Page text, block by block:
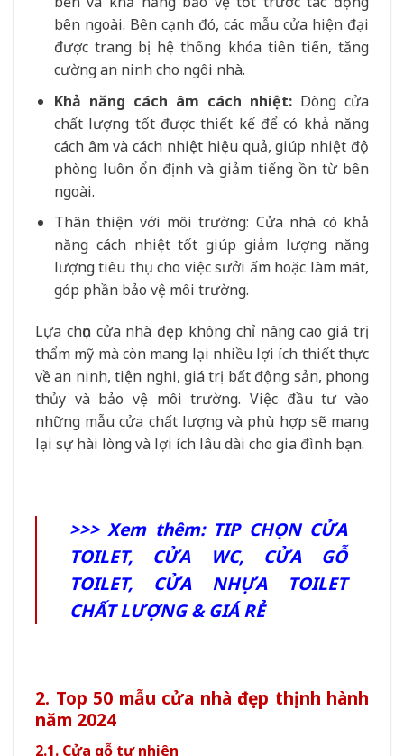
bên ngoài. Bên cạnh đó, các mẫu cửa hiện đại
được trang bị hệ thống khóa tiên tiến, tăng
cường an ninh cho ngôi nhà.
Khả năng cách âm cách nhiệt:Dòng cửa
chất lượng tốt được thiết kế để có khả năng
cách âm và cách nhiệt hiệu quả, giúp nhiệt độ
phòng luôn ổn định và giảm tiếng ồn từ bên
ngoài.
Thân thiện với môi trường: Cửa nhà có khả
năng cách nhiệt tốt giúp giảm lượng năng
lượng tiêu thụ cho việc sưởi ấm hoặc làm mát,
góp phần bảo vệ môi trường.
Lựa chọn cửa nhà đẹp không chỉ nâng cao giá trị
thẩm mỹ mà còn mang lại nhiều lợi ích thiết thực
về an ninh, tiện nghi, giá trị bất động sản, phong
thủy và bảo vệ môi trường. Việc đầu tư vào
những mẫu cửa chất lượng và phù hợp sẽ mang
lại sự hài lòng và lợi ích lâu dài cho gia đình bạn.
>>> Xem thêm: TIP CHỌN CỬA
TOILET, CỬA WC, CỬA GỖ
TOILET, CỬA NHỰA TOILET
CHẤT LƯỢNG & GIÁ RẺ
2. Top 50 mẫu cửa nhà đẹp thịnh hành
năm 2024
2.1. Cửa gỗ tự nhiên